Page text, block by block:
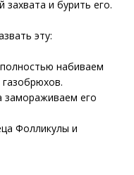
и бурить его.
эту:
набиваем
замораживаем его
Фолликулы и